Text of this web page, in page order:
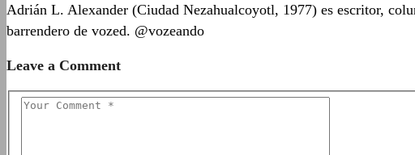
Adrián L. Alexander (Ciudad Nezahualcoyotl, 1977) es escritor,
barrendero de vozed. @vozeando
Leave a Comment